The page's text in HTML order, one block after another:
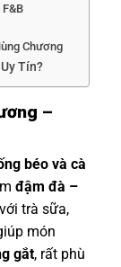
Chương
Tín?
–
béo và cà
đậm đà –
trà sữa,
món
gắt, rất phù